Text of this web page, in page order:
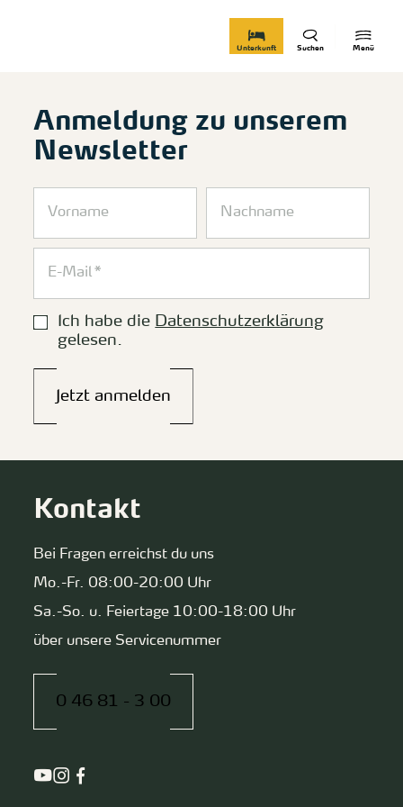
Menü
Suchen
Unterkunft
Anmeldung zu unserem
Newsletter
Ich habe die Datenschutzerklärung
gelesen.
Jetzt anmelden
Kontakt
Bei Fragen erreichst du uns
Mo.-Fr. 08:00-20:00 Uhr
Sa.-So. u. Feiertage 10:00-18:00 Uhr
über unsere Servicenummer
0 46 81 - 3 00